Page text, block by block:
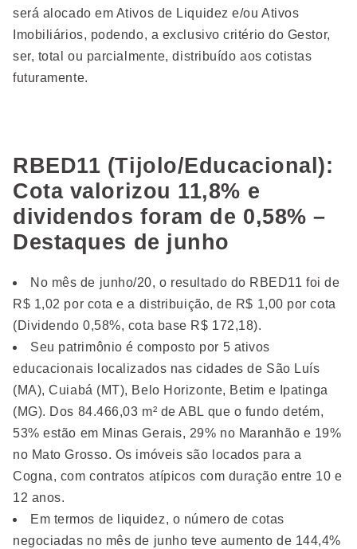
será alocado em Ativos de Liquidez e/ou Ativos
Imobiliários, podendo, a exclusivo critério do Gestor,
ser, total ou parcialmente, distribuído aos cotistas
futuramente.
RBED11 (Tijolo/Educacional):
Cota valorizou 11,8% e
dividendos foram de 0,58% –
Destaques de junho
No mês de junho/20, o resultado do RBED11 foi de
R$ 1,02 por cota e a distribuição, de R$ 1,00 por cota
(Dividendo 0,58%, cota base R$ 172,18).
Seu patrimônio é composto por 5 ativos
educacionais localizados nas cidades de São Luís
(MA), Cuiabá (MT), Belo Horizonte, Betim e Ipatinga
(MG). Dos 84.466,03 m² de ABL que o fundo detém,
53% estão em Minas Gerais, 29% no Maranhão e 19%
no Mato Grosso. Os imóveis são locados para a
Cogna, com contratos atípicos com duração entre 10 e
12 anos.
Em termos de liquidez, o número de cotas
negociadas no mês de junho teve aumento de 144,4%